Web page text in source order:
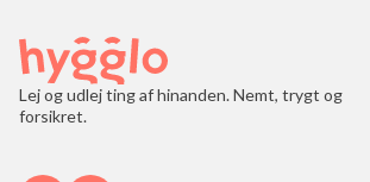
Lej og udlej ting af hinanden. Nemt, trygt og
forsikret.